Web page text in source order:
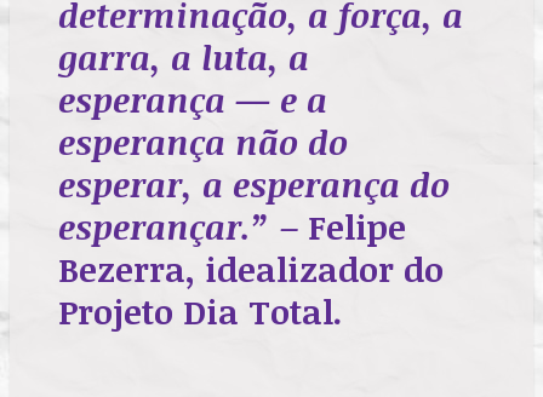
determinação, a força, a
garra, a luta, a
esperança — e a
esperança não do
esperar, a esperança do
esperançar.” – Felipe
Bezerra, idealizador do
Projeto Dia Total.